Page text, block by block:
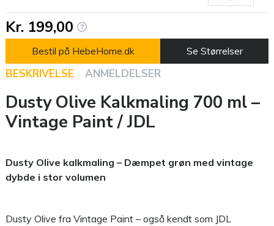
BESKRIVELSE ANMELDELSER
Dusty Olive Kalkmaling 700 ml –
Vintage Paint / JDL
Dusty Olive kalkmaling – Dæmpet grøn med vintage
dybde i stor volumen
Dusty Olive fra Vintage Paint – også kendt som JDL
Kr. 199,00
Bestil på HebeHome.dk Se Størrelser